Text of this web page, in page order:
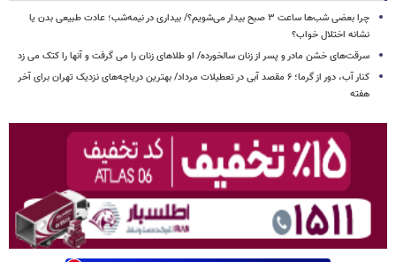
چرا بعضی شب‌ها ساعت ۳ صبح بیدار می‌شویم؟/ بیداری در نیمه‌شب؛ عادت طبیعی بدن یا
نشانه اختلال خواب؟
سرقت‌های خشن مادر و پسر از زنان سالخورده/ او طلاهای زنان را می گرفت و آنها را کتک می زد
کنار آب، دور از گرما؛ ۶ مقصد آبی در تعطیلات مرداد/ بهترین دریاچه‌های نزدیک تهران برای آخر
هفته